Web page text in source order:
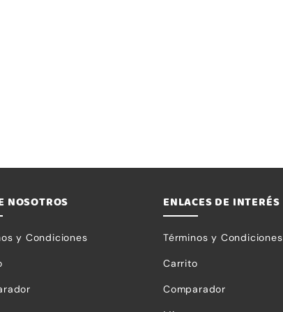
NOSOTROS
y Condiciones
ENLACES DE INTERÉS
Términos y Condiciones
Carrito
Comparador